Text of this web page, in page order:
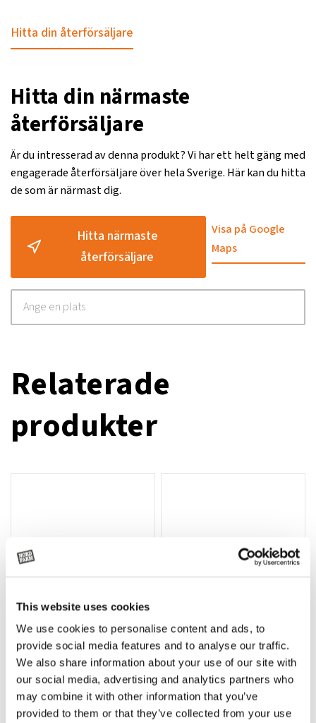
This website uses cookies
We use cookies to personalise content and ads, to
provide social media features and to analyse our traffic.
We also share information about your use of our site with
our social media, advertising and analytics partners who
may combine it with other information that you’ve
provided to them or that they’ve collected from your use
Hitta din återförsäljare
Hitta din närmaste
återförsäljare
Är du intresserad av denna produkt? Vi har ett helt gäng med
engagerade återförsäljare över hela Sverige. Här kan du hitta
de som är närmast dig.
Hitta närmaste
återförsäljare
Visa på Google
Maps
Relaterade
produkter
Lägg till i varukorg
Rotor, komplett med slagor
OR80013456G
35 730kr (ex. moms)
Grön truckknapp
A00220
530kr (ex. moms)